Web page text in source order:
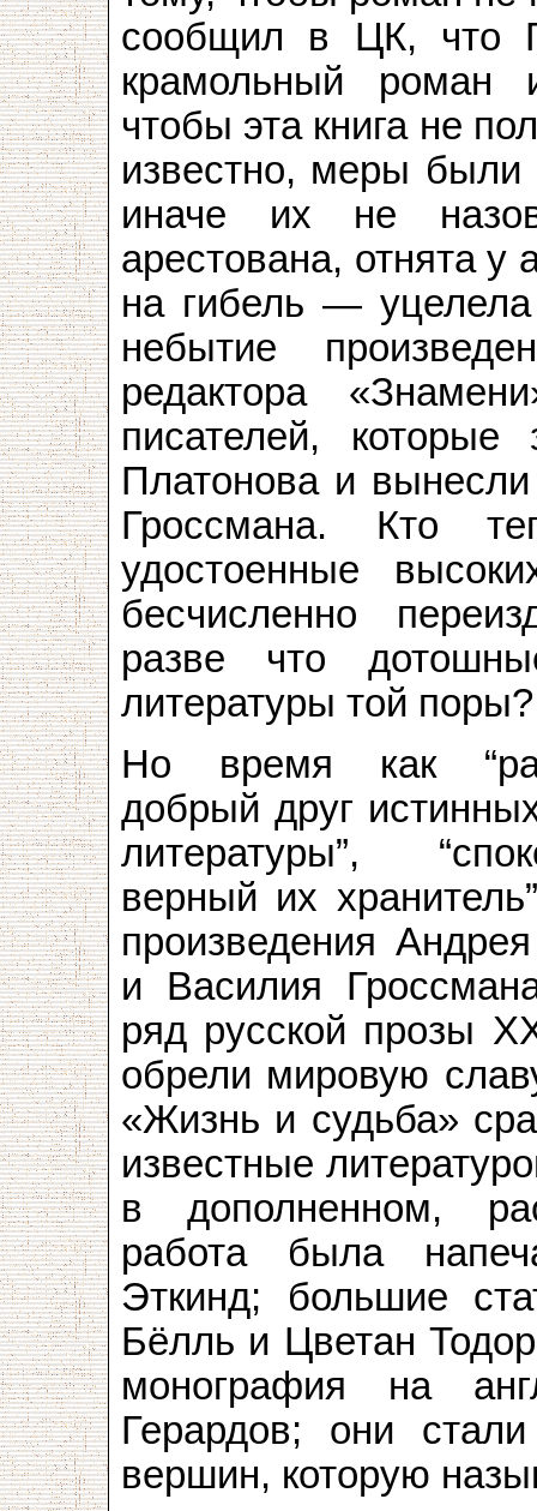
сообщил в ЦК, что
крамольный роман
чтобы эта книга не
известно, меры были
иначе их не
арестована, отнята у
на гибель —
небытие
редактора
писателей, которые
Платонова и
Гроссмана. Кто
удостоенные
бесчисленно
разве что
литературы той поры?
Но время как
добрый друг
литературы”,
верный их
произведения
и Василия
ряд русской прозы
обрели мировую
«Жизнь и судьба»
известные
в дополненном,
работа была
Эткинд; большие
Бёлль и Цветан
монография на
Герардов; они
вершин, которую